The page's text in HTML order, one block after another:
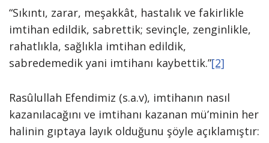
“Sıkıntı, zarar, meşakkât, hastalık ve fakirlikle
imtihan edildik, sabrettik; sevinçle, zenginlikle,
rahatlıkla, sağlıkla imtihan edildik,
sabredemedik yani imtihanı kaybettik.”[2]
Rasûlullah Efendimiz (s.a.v), imtihanın nasıl
kazanılacağını ve imtihanı kazanan mü’minin her
halinin gıptaya layık olduğunu şöyle açıklamıştır: